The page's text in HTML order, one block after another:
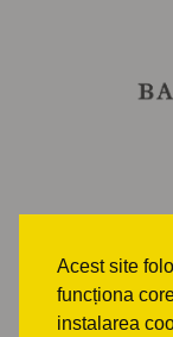
Acest site
funcționa
instalarea